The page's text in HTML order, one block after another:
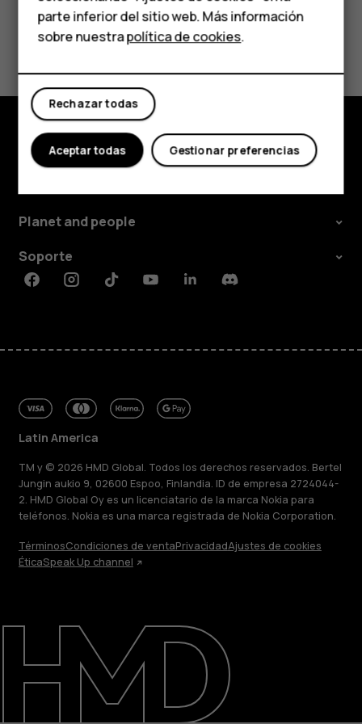
Comprar
Mi cuenta
Reparar, reutilizar, reciclar
Sostenibilidad
Soporte
Latin America
¿Te ha parecido útil?
Sí No
Comprar
Planet and people
Soporte
FacebookInstagramTiktokYoutubeLinkedinDiscord
Latin America
TM y © 2026 HMD Global. Todos los derechos reservados. Bertel
Jungin aukio 9, 02600 Espoo, Finlandia. ID de empresa 2724044-
2. HMD Global Oy es un licenciatario de la marca Nokia para
teléfonos. Nokia es una marca registrada de Nokia Corporation.
TérminosCondiciones de ventaPrivacidadAjustes de cookies
ÉticaSpeak Up channel
parte inferior del sitio web. Más información
sobre nuestrapolítica de cookies.
Rechazar todas
Gestionar preferencias
Aceptar todas